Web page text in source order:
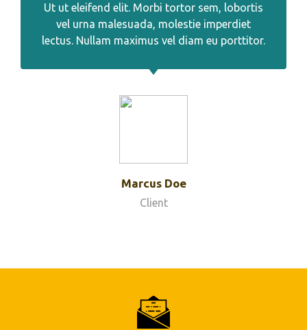
Ut ut eleifend elit. Morbi tortor sem, lobortis
vel urna malesuada, molestie imperdiet
lectus. Nullam maximus vel diam eu porttitor.
Marcus Doe
Client